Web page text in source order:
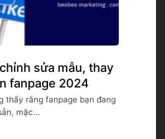
sửa mẫu, thay
fanpage 2024
thấy rằng fanpage bạn đang
mặc...